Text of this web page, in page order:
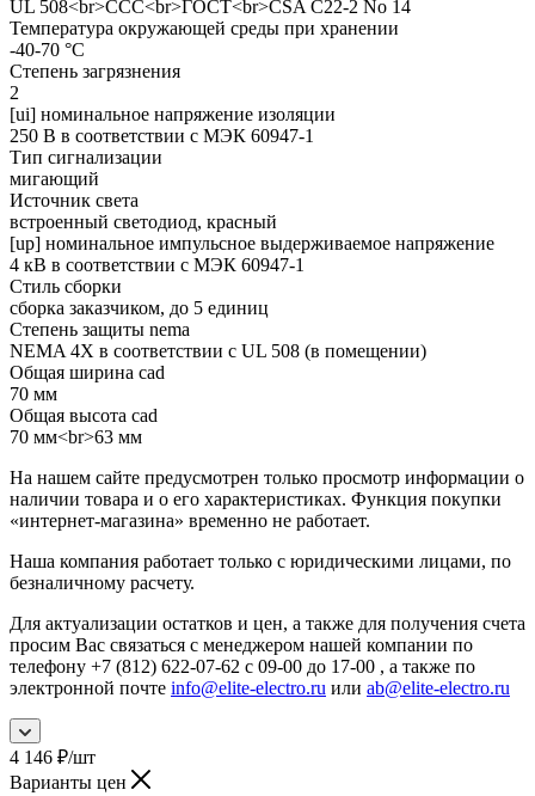
UL 508<br>CCC<br>ГОСТ<br>CSA C22-2 No 14
Температура окружающей среды при хранении
-40-70 °C
Степень загрязнения
2
[ui] номинальное напряжение изоляции
250 В в соответствии с МЭК 60947-1
Тип сигнализации
мигающий
Источник света
встроенный светодиод, красный
[up] номинальное импульсное выдерживаемое напряжение
4 кВ в соответствии с МЭК 60947-1
Стиль сборки
сборка заказчиком, до 5 единиц
Степень защиты nema
NEMA 4X в соответствии с UL 508 (в помещении)
Общая ширина cad
70 мм
Общая высота cad
70 мм<br>63 мм
На нашем сайте предусмотрен только просмотр информации о
наличии товара и о его характеристиках. Функция покупки
«интернет-магазина» временно не работает.
Наша компания работает только с юридическими лицами, по
безналичному расчету.
Для актуализации остатков и цен, а также для получения счета
просим Вас связаться с менеджером нашей компании по
телефону +7 (812) 622-07-62 с 09-00 до 17-00 , а также по
электронной почте info@elite-electro.ru или ab@elite-electro.ru
4 146 ₽/шт
Варианты цен